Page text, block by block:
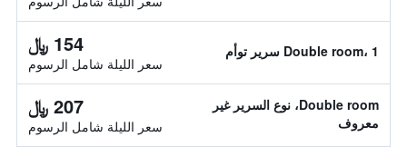
Double room، 1 سرير توأم 154 ﷼
سعر الليلة شامل الرسوم
Double room، نوع السرير غير
معروف
207 ﷼
سعر الليلة شامل الرسوم